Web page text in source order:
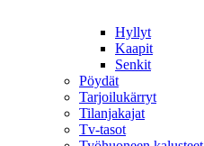
Hyllyt
Kaapit
Senkit
Pöydät
Tarjoilukärryt
Tilanjakajat
Tv-tasot